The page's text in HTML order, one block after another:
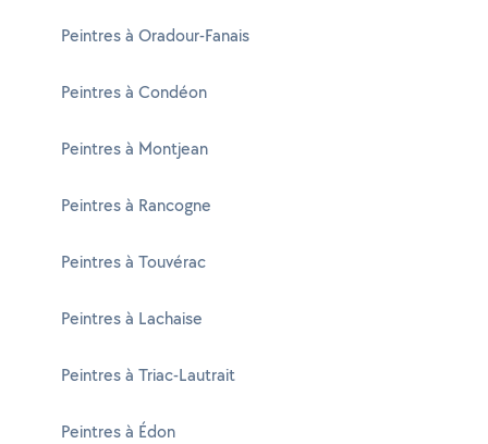
Peintres à Oradour-Fanais
Peintres à Condéon
Peintres à Montjean
Peintres à Rancogne
Peintres à Touvérac
Peintres à Lachaise
Peintres à Triac-Lautrait
Peintres à Édon